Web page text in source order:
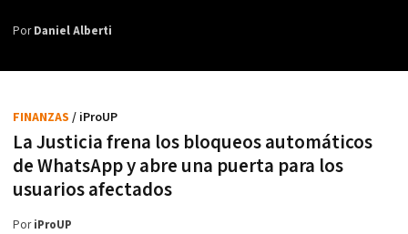
PorDaniel Alberti
La Justicia frena los bloqueos automáticos
de WhatsApp y abre una puerta para los
usuarios afectados
FINANZAS / iProUP
PoriProUP